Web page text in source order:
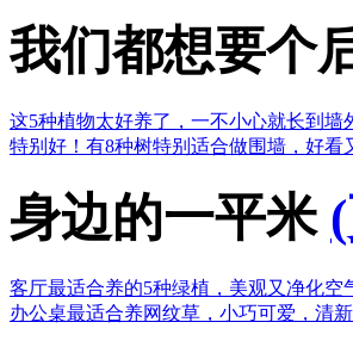
我们都想要个
这5种植物太好养了，一不小心就长到墙
特别好！ 有8种树特别适合做围墙，好看
身边的一平米
客厅最适合养的5种绿植，美观又净化空
办公桌最适合养网纹草，小巧可爱，清新